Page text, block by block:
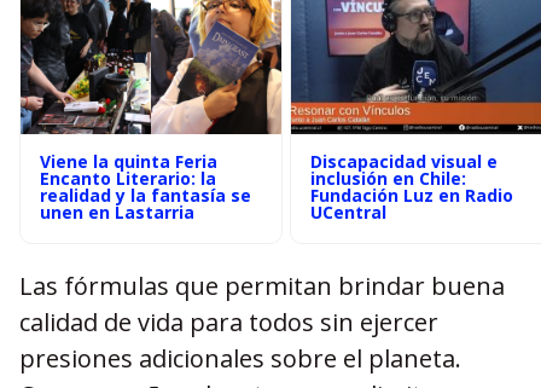
Viene la quinta Feria
Encanto Literario: la
realidad y la fantasía se
unen en Lastarria
Discapacidad visual e
inclusión en Chile:
Fundación Luz en Radio
UCentral
Las fórmulas que permitan brindar buena
calidad de vida para todos sin ejercer
presiones adicionales sobre el planeta.